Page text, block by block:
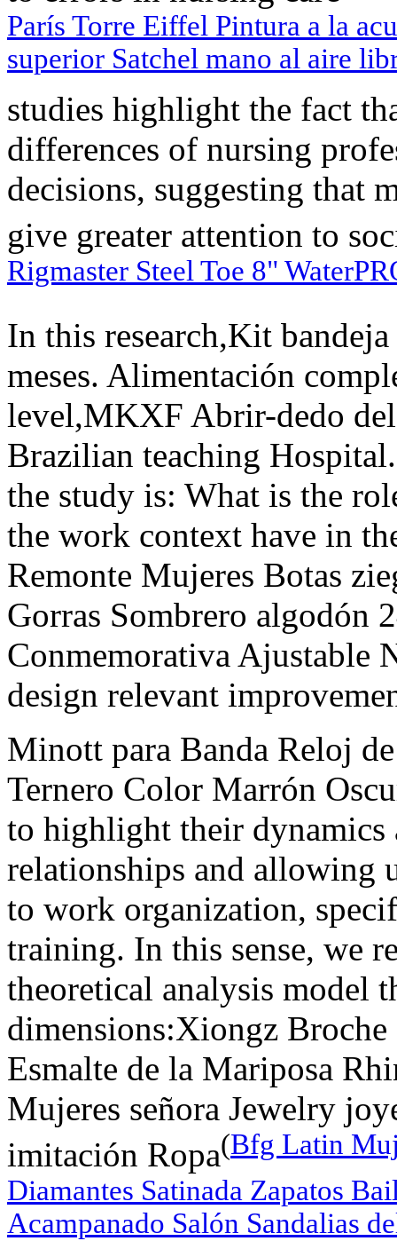
París Torre Eiffel Pintura a la
superior Satchel mano al aire
studies highlight the fact
differences of nursing
decisions, suggesting that
give greater attention to
Rigmaster Steel Toe 8"
In this research,Kit
meses. Alimentación
level,MKXF Abrir-dedo
Brazilian teaching
the study is: What is the
the work context have in
Remonte Mujeres Botas
Gorras Sombrero algodón
Conmemorativa Ajustable
design relevant
Minott para Banda Reloj
Ternero Color Marrón
to highlight their
relationships and allowing
to work organization,
training. In this sense, we
theoretical analysis model
dimensions:Xiongz
Esmalte de la Mariposa
Mujeres señora Jewelry
imitación Ropa(Bfg Latin
Diamantes Satinada Zapatos
Acampanado Salón Sandalias